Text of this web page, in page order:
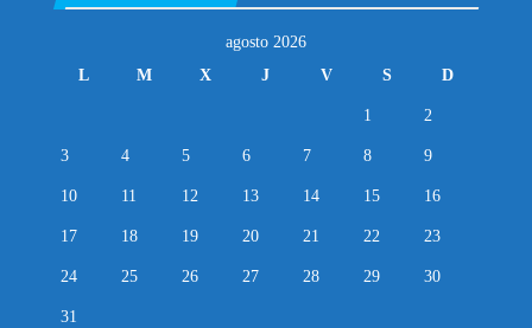
agosto 2026
L
M X J V S D
1 2
3 4 5 6 7 8 9
10 11 12 13 14 15 16
17 18 19 20 21 22 23
24 25 26 27 28 29 30
31